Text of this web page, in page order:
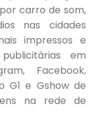
carro de som,
nas cidades
impressos e
em
Facebook,
G1 e Gshow de
na rede de